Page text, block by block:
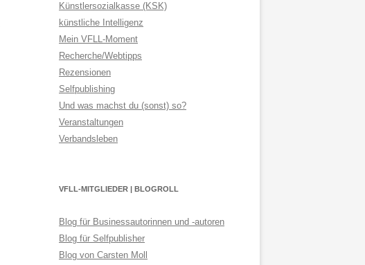
Künstlersozialkasse (KSK)
künstliche Intelligenz
Mein VFLL-Moment
Recherche/Webtipps
Rezensionen
Selfpublishing
Und was machst du (sonst) so?
Veranstaltungen
Verbandsleben
VFLL-MITGLIEDER | BLOGROLL
Blog für Businessautorinnen und -autoren
Blog für Selfpublisher
Blog von Carsten Moll